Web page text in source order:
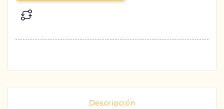
Descripción